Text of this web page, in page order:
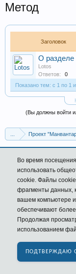
Метод
Заголовок
О
Lotos
Ответов:
0
Показано тем: с 1 по 1
(Вы должны войти
Проект
Во время
использовать
cookie. Файлы
фрагменты данных, которые
вашем компьютере
обеспечивают
Продолжая
использованием
ПОДТВЕРЖДАЮ